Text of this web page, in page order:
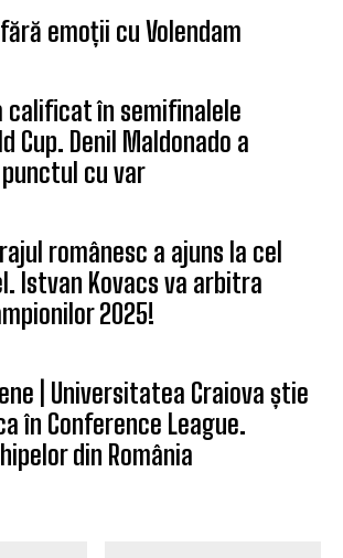
| Universitatea Craiova știe
în Conference League.
din România
Focșani
ARTICOLUL URMĂTOR
etapei 11 și clasamentul la
finalul turului